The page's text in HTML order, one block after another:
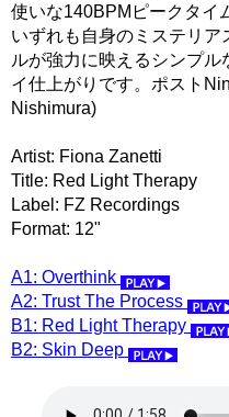
使いな140BPMピークタイ
いずれも自身のミステリア
ルが強力に映えるシンプル
イ仕上がりです。ポスト
Nishimura)
Artist: Fiona Zanetti
Title: Red Light Therapy
Label: FZ Recordings
Format: 12"
A1: Overthink
A2: Trust The Process
B1: Red Light Therapy
B2: Skin Deep